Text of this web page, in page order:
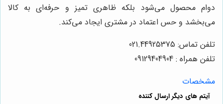
دوام محصول می‌شود بلکه ظاهری تمیز و حرفه‌ای به کالا
می‌بخشد و حس اعتماد در مشتری ایجاد می‌کند.
تلفن تماس: 021.44925375
تلفن همراه : 09129404904
مشخصات